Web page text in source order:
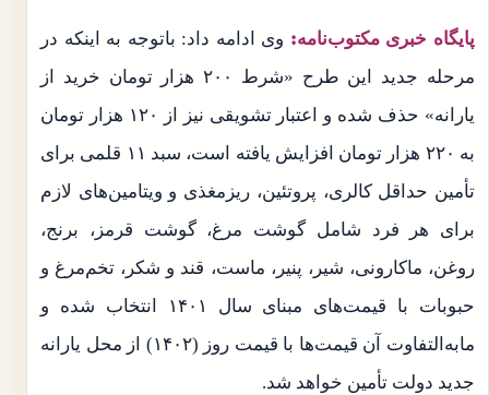
پایگاه خبری مکتوب‌نامه: وی ادامه داد: باتوجه به اینکه در
مرحله جدید این طرح «شرط ۲۰۰ هزار تومان خرید از
یارانه» حذف شده و اعتبار تشویقی نیز از ۱۲۰ هزار تومان
به ۲۲۰ هزار تومان افزایش یافته است، سبد ۱۱ قلمی برای
تأمین حداقل کالری، پروتئین، ریزمغذی و ویتامین‌های لازم
برای هر فرد شامل گوشت مرغ، گوشت قرمز، برنج،
روغن، ماکارونی، شیر، پنیر، ماست، قند و شکر، تخم‌مرغ و
حبوبات با قیمت‌های مبنای سال ۱۴۰۱ انتخاب شده و
مابه‌التفاوت آن قیمت‌ها با قیمت روز (۱۴۰۲) از محل یارانه
جدید دولت تأمین خواهد شد.